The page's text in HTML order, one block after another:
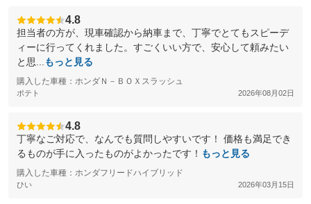
4.8
担当者の方が、現車確認から納車まで、丁寧でとてもスピーデ
ィーに行ってくれました。すごくいい方で、安心して頼みたい
と思...
もっと見る
購入した車種：ホンダＮ－ＢＯＸスラッシュ
ポテト 2026年08月02日
4.8
丁寧なご対応で、なんでも質問しやすいです！ 価格も満足でき
るものが手に入ったものがよかったです！ もっと見る
購入した車種：ホンダフリードハイブリッド
ひい 2026年03月15日